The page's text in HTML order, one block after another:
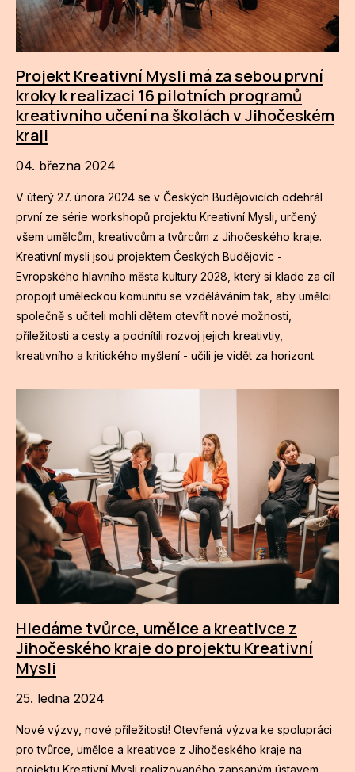
Projekt Kreativní Mysli má za sebou první
kroky k realizaci 16 pilotních programů
kreativního učení na školách v Jihočeském
kraji
04. března 2024
V úterý 27. února 2024 se v Českých Budějovicích odehrál
první ze série workshopů projektu Kreativní Mysli, určený
všem umělcům, kreativcům a tvůrcům z Jihočeského kraje.
Kreativní mysli jsou projektem Českých Budějovic -
Evropského hlavního města kultury 2028, který si klade za cíl
propojit uměleckou komunitu se vzděláváním tak, aby umělci
společně s učiteli mohli dětem otevřít nové možnosti,
příležitosti a cesty a podnítili rozvoj jejich kreativtiy,
kreativního a kritického myšlení - učili je vidět za horizont.
Hledáme tvůrce, umělce a kreativce z
Jihočeského kraje do projektu Kreativní
Mysli
25. ledna 2024
Nové výzvy, nové příležitosti! Otevřená výzva ke spolupráci
pro tvůrce, umělce a kreativce z Jihočeského kraje na